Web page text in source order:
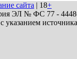
сайта | 18+
ЭЛ № ФС 77 - 44486
указанием